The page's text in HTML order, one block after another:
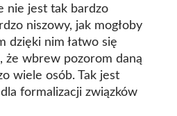
nie jest tak bardzo
niszowy, jak mogłoby
dzięki nim łatwo się
że wbrew pozorom daną
wiele osób. Tak jest
formalizacji związków